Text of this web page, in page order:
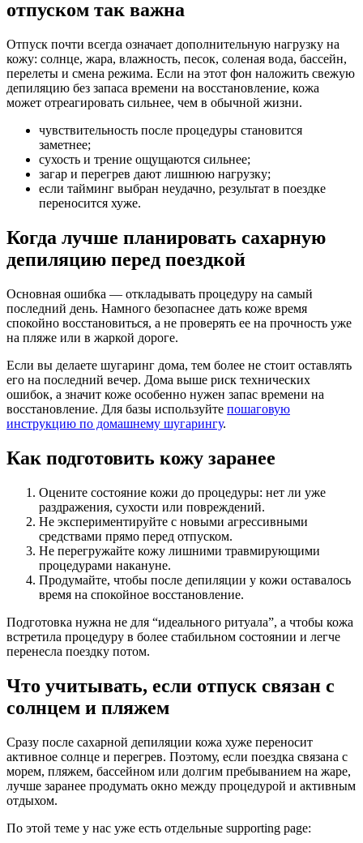
отпуском так важна
Отпуск почти всегда означает дополнительную нагрузку на
кожу: солнце, жара, влажность, песок, соленая вода, бассейн,
перелеты и смена режима. Если на этот фон наложить свежую
депиляцию без запаса времени на восстановление, кожа
может отреагировать сильнее, чем в обычной жизни.
чувствительность после процедуры становится
заметнее;
сухость и трение ощущаются сильнее;
загар и перегрев дают лишнюю нагрузку;
если тайминг выбран неудачно, результат в поездке
переносится хуже.
Когда лучше планировать сахарную
депиляцию перед поездкой
Основная ошибка — откладывать процедуру на самый
последний день. Намного безопаснее дать коже время
спокойно восстановиться, а не проверять ее на прочность уже
на пляже или в жаркой дороге.
Если вы делаете шугаринг дома, тем более не стоит оставлять
его на последний вечер. Дома выше риск технических
ошибок, а значит коже особенно нужен запас времени на
восстановление. Для базы используйте пошаговую
инструкцию по домашнему шугарингу.
Как подготовить кожу заранее
Оцените состояние кожи до процедуры: нет ли уже
раздражения, сухости или повреждений.
Не экспериментируйте с новыми агрессивными
средствами прямо перед отпуском.
Не перегружайте кожу лишними травмирующими
процедурами накануне.
Продумайте, чтобы после депиляции у кожи оставалось
время на спокойное восстановление.
Подготовка нужна не для “идеального ритуала”, а чтобы кожа
встретила процедуру в более стабильном состоянии и легче
перенесла поездку потом.
Что учитывать, если отпуск связан с
солнцем и пляжем
Сразу после сахарной депиляции кожа хуже переносит
активное солнце и перегрев. Поэтому, если поездка связана с
морем, пляжем, бассейном или долгим пребыванием на жаре,
лучше заранее продумать окно между процедурой и активным
отдыхом.
По этой теме у нас уже есть отдельные supporting page: